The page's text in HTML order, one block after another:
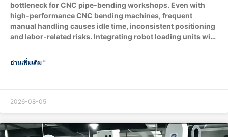
bottleneck for CNC pipe‑bending workshops. Even with
high‑performance CNC bending machines, frequent
manual handling causes idle time, inconsistent positioning
and labor‑related risks. Integrating robot loading units with
quality, workplace safety and overall operational cost.
belts, downstream end‑processing stations for flaring,
chamfering and boring. How does robot loading boost
production throughput? A: Does robotic loading improve
bending quality & consistency? A: Yes.Human‑operated
อ่านเพิ่มเติม "
2026-08-05